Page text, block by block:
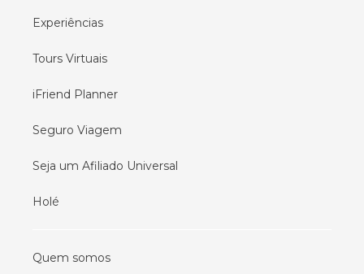
Experiências
Tours Virtuais
iFriend Planner
Seguro Viagem
Seja um Afiliado Universal
Holé
Quem somos